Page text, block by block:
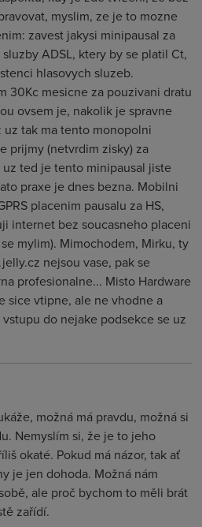
myslim, ze je to mozne
zavest jakysi minipausal za
ADSL, ktery by se platil Ct,
hlasovych sluzeb.
30Kc mesicne za pouzivani dratu
ovsem je, nakolik je spravne
tak ma tento monopolni
prijmy (netvrdim zisky) za
ted je tento minipausal jiste
praxe je dnes bezna. Mobilni
placenim pausalu za HS,
internet bez soucasneho placeni
mylim). Mimochodem, Mirku, ty
nejsou vase, pak se
profesionalne... Misto Hardware
sice vtipne, ale ne vhodne a
do nejake podsekce se uz
možná má pravdu, možná si
Nemyslím si, že je to jeho
okaté. Pokud má názor, tak ať
je jen dohoda. Možná nám
ale proč bychom to měli brát
zařídí.